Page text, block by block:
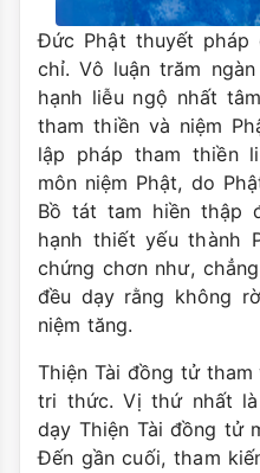
Đức Phật thuyết pháp
chỉ. Vô luận trăm
hạnh liễu ngộ nhất
tham thiền và niệm
lập pháp tham thiền
môn niệm Phật, do
Bồ tát tam hiền thập
hạnh thiết yếu thành
chứng chơn như,
đều dạy rằng không
niệm tăng.
Thiện Tài đồng tử
tri thức. Vị thứ nhất
dạy Thiện Tài đồng tử
Đến gần cuối, tham